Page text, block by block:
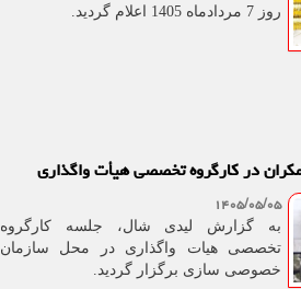
روز 7 مردادماه 1405 اعلام گردید.
در کارگروه تخصصی هیأت واگذاری
۱۴۰۵/۰۵/۰۵
به گزارش لیدی شال، جلسه کارگروه
تخصصی هیات واگذاری در محل سازمان
خصوصی سازی برگزار گردید.